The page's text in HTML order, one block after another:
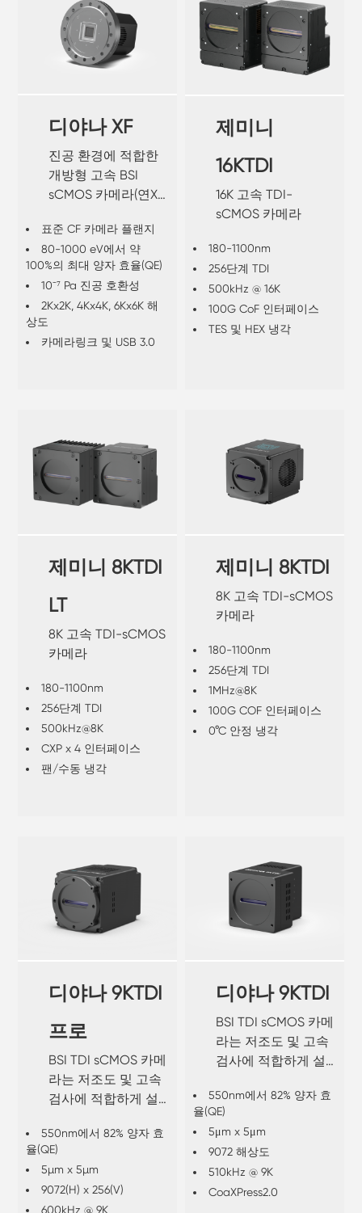
디야나 XF
진공 환경에 적합한
개방형 고속 BSI
sCMOS 카메라(연X
용)
표준 CF 카메라 플랜지
80-1000 eV에서 약
100%의 최대 양자 효율(QE)
10⁻⁷ Pa 진공 호환성
2Kx2K, 4Kx4K, 6Kx6K 해
상도
카메라링크 및 USB 3.0
제미니
16KTDI
16K 고속 TDI-
sCMOS 카메라
180-1100nm
256단계 TDI
500kHz @ 16K
100G CoF 인터페이스
TES 및 HEX 냉각
제미니 8KTDI
LT
8K 고속 TDI-sCMOS
카메라
180-1100nm
256단계 TDI
500kHz@8K
CXP x 4 인터페이스
팬/수동 냉각
제미니 8KTDI
8K 고속 TDI-sCMOS
카메라
180-1100nm
256단계 TDI
1MHz@8K
100G COF 인터페이스
0°C 안정 냉각
디야나 9KTDI
프로
BSI TDI sCMOS 카메
라는 저조도 및 고속
검사에 적합하게 설
550nm에서 82% 양자 효
율(QE)
5µm x 5µm
9072(H) x 256(V)
600kHz @ 9K
디야나 9KTDI
BSI TDI sCMOS 카메
라는 저조도 및 고속
검사에 적합하게 설
550nm에서 82% 양자 효
율(QE)
5μm x 5μm
9072 해상도
510kHz @ 9K
CoaXPress2.0